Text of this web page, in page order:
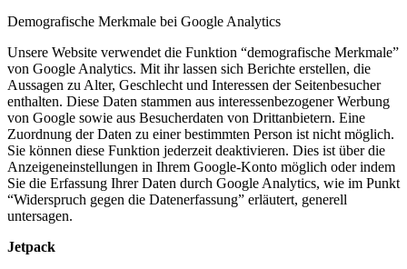
Demografische Merkmale bei Google Analytics
Unsere Website verwendet die Funktion “demografische Merkmale”
von Google Analytics. Mit ihr lassen sich Berichte erstellen, die
Aussagen zu Alter, Geschlecht und Interessen der Seitenbesucher
enthalten. Diese Daten stammen aus interessenbezogener Werbung
von Google sowie aus Besucherdaten von Drittanbietern. Eine
Zuordnung der Daten zu einer bestimmten Person ist nicht möglich.
Sie können diese Funktion jederzeit deaktivieren. Dies ist über die
Anzeigeneinstellungen in Ihrem Google-Konto möglich oder indem
Sie die Erfassung Ihrer Daten durch Google Analytics, wie im Punkt
“Widerspruch gegen die Datenerfassung” erläutert, generell
untersagen.
Jetpack